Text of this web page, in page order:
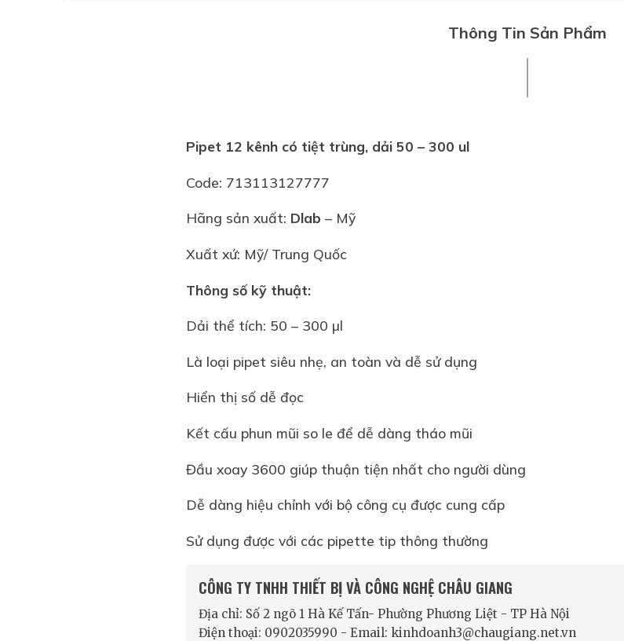
Thông Tin Sản Phẩm
Pipet 12 kênh có tiệt trùng, dải 50 – 300 ul
Code: 713113127777
Hãng sản xuất: Dlab – Mỹ
Xuất xứ: Mỹ/ Trung Quốc
Thông số kỹ thuật:
Dải thể tích: 50 – 300 µl
Là loại pipet siêu nhẹ, an toàn và dễ sử dụng
Hiển thị số dễ đọc
Kết cấu phun mũi so le để dễ dàng tháo mũi
Đầu xoay 3600 giúp thuận tiện nhất cho người dùng
Dễ dàng hiệu chỉnh với bộ công cụ được cung cấp
Sử dụng được với các pipette tip thông thường
CÔNG TY TNHH THIẾT BỊ VÀ CÔNG NGHỆ CHÂU GIANG
Địa chỉ: Số 2 ngõ 1 Hà Kế Tấn- Phường Phương Liệt - TP Hà Nội
Điện thoại: 0902035990 - Email: kinhdoanh3@chaugiang.net.vn